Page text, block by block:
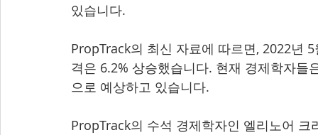
있습니다.
PropTrack의 최신 자료에 따르면, 2022년
격은 6.2% 상승했습니다. 현재 경제학자들
으로 예상하고 있습니다.
PropTrack의 수석 경제학자인 엘리노어